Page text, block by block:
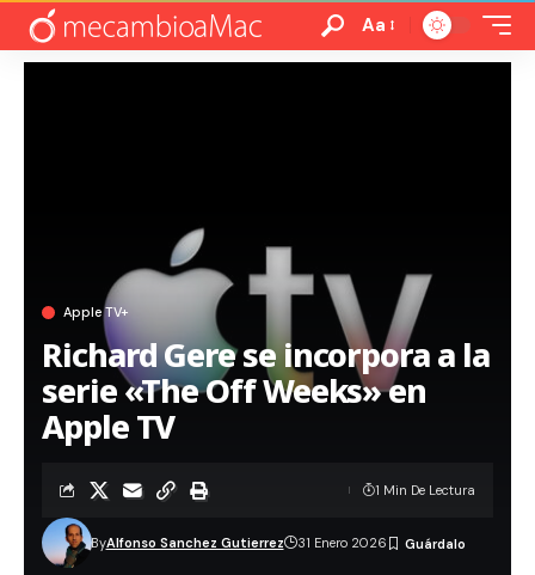
Aa
Apple TV+
Richard Gere se incorpora a la
serie «The Off Weeks» en
Apple TV
ByAlfonso Sanchez Gutierrez 31 Enero 2026
1 Min De Lectura